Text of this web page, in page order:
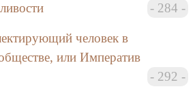
284
человек в
или Императив
292